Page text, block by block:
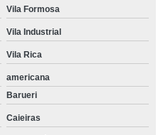
Vila Formosa
Vila Industrial
Vila Rica
americana
Barueri
Caieiras